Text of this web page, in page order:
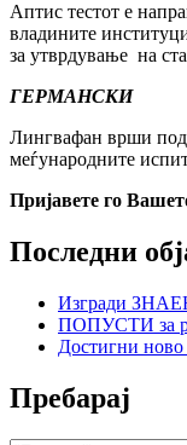
Аптис тестот е
владините
за утврдување на
ГЕРМАНСКИ
Лингвафан врши
меѓународните
Пријавете го
Последни
Изгради
ПОПУСТИ за
Достигни
Пребарај